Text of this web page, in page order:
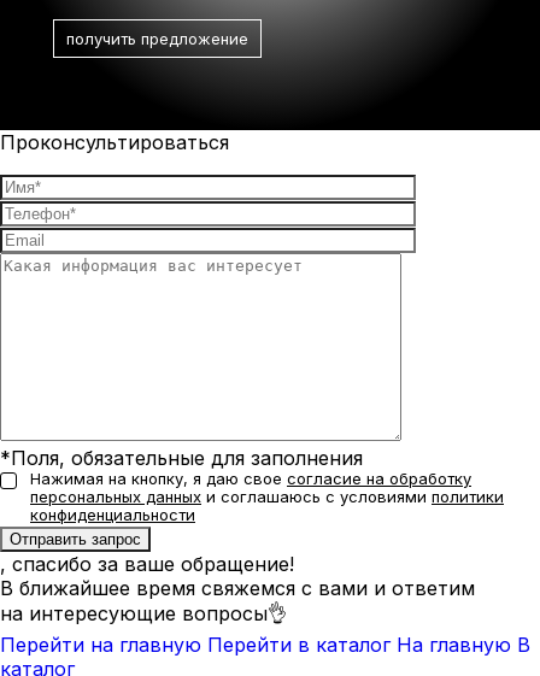
Проконсультироваться
*Поля, обязательные для заполнения
Нажимая на кнопку, я даю свое согласие на обработку
персональных данных и соглашаюсь с условиями политики
конфиденциальности
, спасибо за ваше обращение!
В ближайшее время свяжемся с вами и ответим
на интересующие вопросы👌
Перейти на главную Перейти в каталог На главную В
каталог